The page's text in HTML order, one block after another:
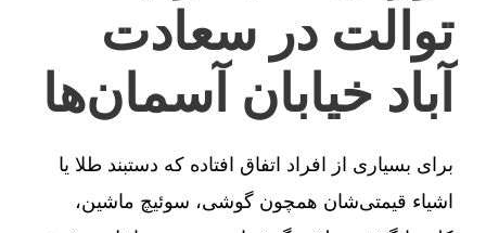
توالت در سعادت
آباد خیابان آسمان‌ها
برای بسیاری از افراد اتفاق افتاده که دستبند طلا یا
اشیاء قیمتی‌شان همچون گوشی، سوئیچ ماشین،